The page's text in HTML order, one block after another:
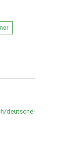
deutsche-